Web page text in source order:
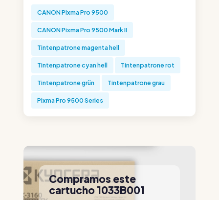
CANON Pixma Pro 9500
CANON Pixma Pro 9500 Mark II
Tintenpatrone magenta hell
Tintenpatrone cyan hell Tintenpatrone rot
Tintenpatrone grün Tintenpatrone grau
Pixma Pro 9500 Series
Compramos este
cartucho 1033B001